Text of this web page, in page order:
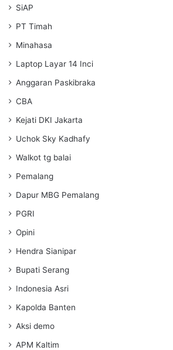
SiAP
PT Timah
Minahasa
Laptop Layar 14 Inci
Anggaran Paskibraka
CBA
Kejati DKI Jakarta
Uchok Sky Kadhafy
Walkot tg balai
Pemalang
Dapur MBG Pemalang
PGRI
Opini
Hendra Sianipar
Bupati Serang
Indonesia Asri
Kapolda Banten
Aksi demo
APM Kaltim